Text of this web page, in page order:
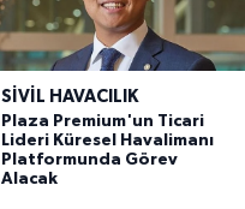
SIVIL HAVACILIK
Plaza Premium'un Ticari
Lideri Küresel Havalimanı
Platformunda Görev
Alacak